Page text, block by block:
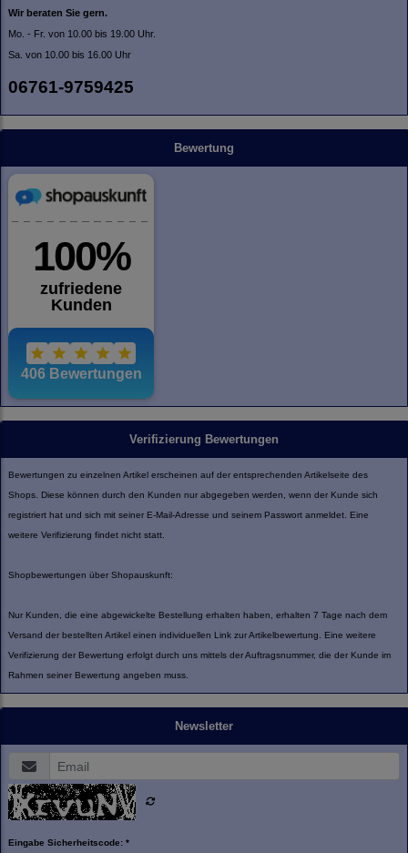
Wir beraten Sie gern.
Mo. - Fr. von 10.00 bis 19.00 Uhr.
Sa. von 10.00 bis 16.00 Uhr
06761-9759425
Bewertung
Verifizierung Bewertungen
Bewertungen zu einzelnen Artikel erscheinen auf der entsprechenden Artikelseite des
Shops. Diese können durch den Kunden nur abgegeben werden, wenn der Kunde sich
registriert hat und sich mit seiner E-Mail-Adresse und seinem Passwort anmeldet. Eine
weitere Verifizierung findet nicht statt.
Shopbewertungen über Shopauskunft:
Nur Kunden, die eine abgewickelte Bestellung erhalten haben, erhalten 7 Tage nach dem
Versand der bestellten Artikel einen individuellen Link zur Artikelbewertung. Eine weitere
Verifizierung der Bewertung erfolgt durch uns mittels der Auftragsnummer, die der Kunde im
Rahmen seiner Bewertung angeben muss.
Newsletter
Eingabe Sicherheitscode: *